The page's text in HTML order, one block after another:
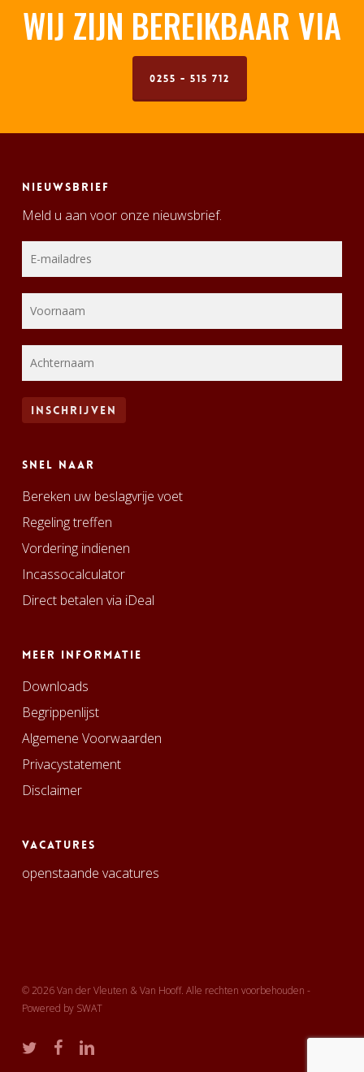
WIJ ZIJN BEREIKBAAR VIA
0255 - 515 712
Nieuwsbrief
Meld u aan voor onze nieuwsbrief.
Snel naar
Bereken uw beslagvrije voet
Regeling treffen
Vordering indienen
Incassocalculator
Direct betalen via iDeal
Meer informatie
Downloads
Begrippenlijst
Algemene Voorwaarden
Privacystatement
Disclaimer
Vacatures
openstaande vacatures
© 2026 Van der Vleuten & Van Hooff. Alle rechten voorbehouden -
Powered by SWAT
twitter facebooklinkedin